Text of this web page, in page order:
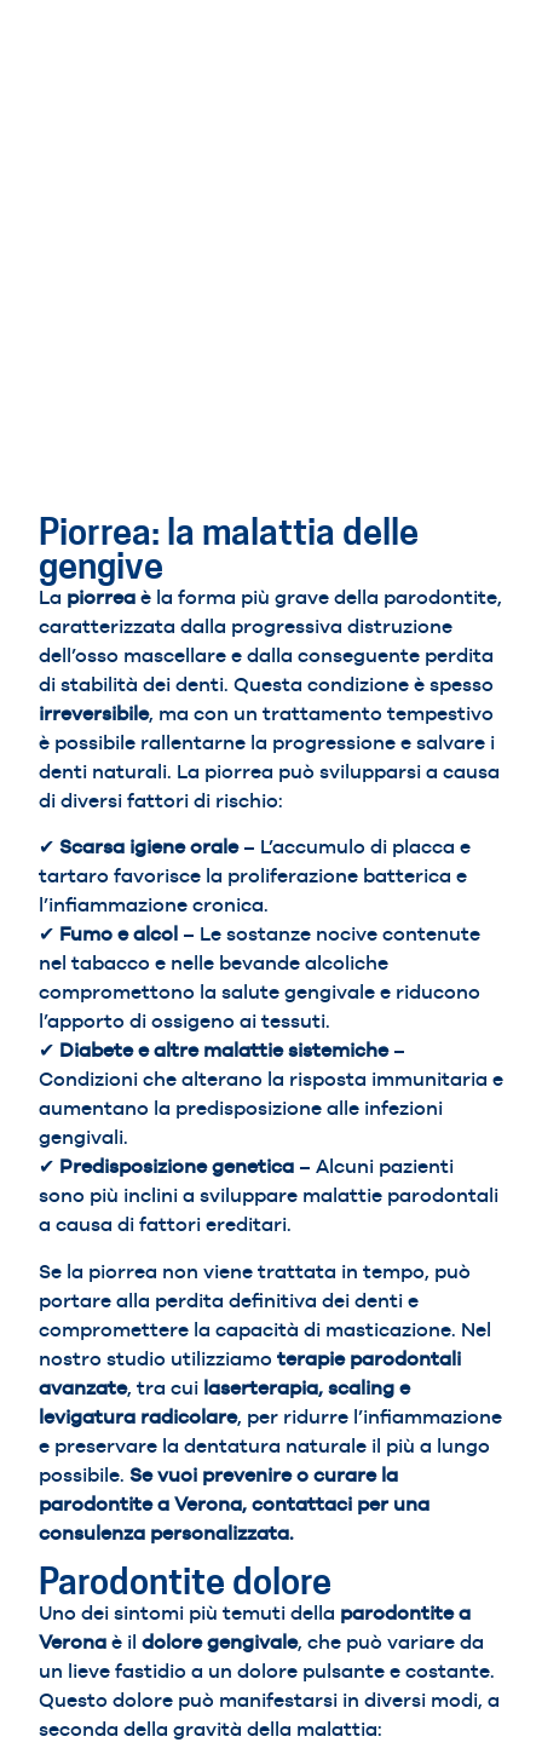
Piorrea: la malattia delle
gengive
La piorrea è la forma più grave della parodontite,
caratterizzata dalla progressiva distruzione
dell’osso mascellare e dalla conseguente perdita
di stabilità dei denti. Questa condizione è spesso
irreversibile, ma con un trattamento tempestivo
è possibile rallentarne la progressione e salvare i
denti naturali. La piorrea può svilupparsi a causa
di diversi fattori di rischio:
✔ Scarsa igiene orale– L’accumulo di placca e
tartaro favorisce la proliferazione batterica e
l’infiammazione cronica.
✔ Fumo e alcol – Le sostanze nocive contenute
nel tabacco e nelle bevande alcoliche
compromettono la salute gengivale e riducono
l’apporto di ossigeno ai tessuti.
✔ Diabete e altre malattie sistemiche–
Condizioni che alterano la risposta immunitaria e
aumentano la predisposizione alle infezioni
gengivali.
✔ Predisposizione genetica – Alcuni pazienti
sono più inclini a sviluppare malattie parodontali
a causa di fattori ereditari.
Se la piorrea non viene trattata in tempo, può
portare alla perdita definitiva dei denti e
compromettere la capacità di masticazione. Nel
nostro studio utilizziamo terapie parodontali
avanzate, tra cui laserterapia, scaling e
levigatura radicolare, per ridurre l’infiammazione
e preservare la dentatura naturale il più a lungo
possibile. Se vuoi prevenire o curare la
parodontite a Verona, contattaci per una
consulenza personalizzata.
Parodontite dolore
Uno dei sintomi più temuti della parodontite a
Verona è il dolore gengivale, che può variare da
un lieve fastidio a un dolore pulsante e costante.
Questo dolore può manifestarsi in diversi modi, a
seconda della gravità della malattia: